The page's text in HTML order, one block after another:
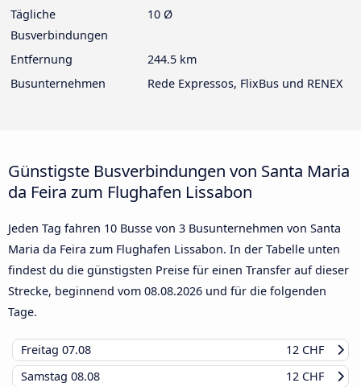
Tägliche
Busverbindungen
10 Ø
Entfernung
244.5 km
Busunternehmen
Rede Expressos, FlixBus und RENEX
Günstigste Busverbindungen von Santa Maria
da Feira zum Flughafen Lissabon
Jeden Tag fahren 10 Busse von 3 Busunternehmen von Santa
Maria da Feira zum Flughafen Lissabon. In der Tabelle unten
findest du die günstigsten Preise für einen Transfer auf dieser
Strecke, beginnend vom 08.08.2026 und für die folgenden
Tage.
Freitag 07.08
12 CHF
Samstag 08.08
12 CHF